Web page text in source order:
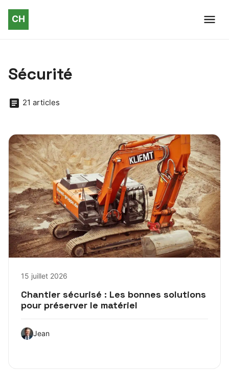
Sécurité
21 articles
15 juillet 2026
Chantier sécurisé : Les bonnes solutions
pour préserver le matériel
Jean